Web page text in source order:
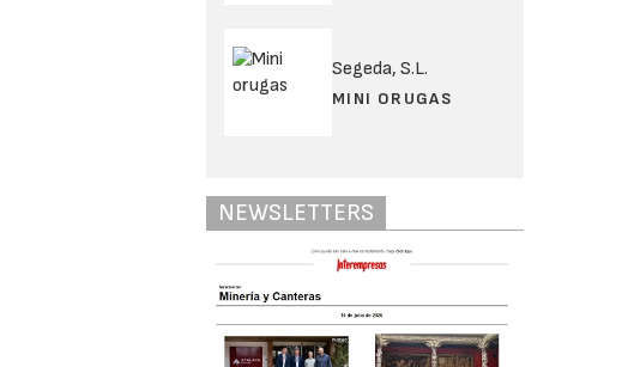
Segeda, S.L.
MINI ORUGAS
NEWSLETTERS